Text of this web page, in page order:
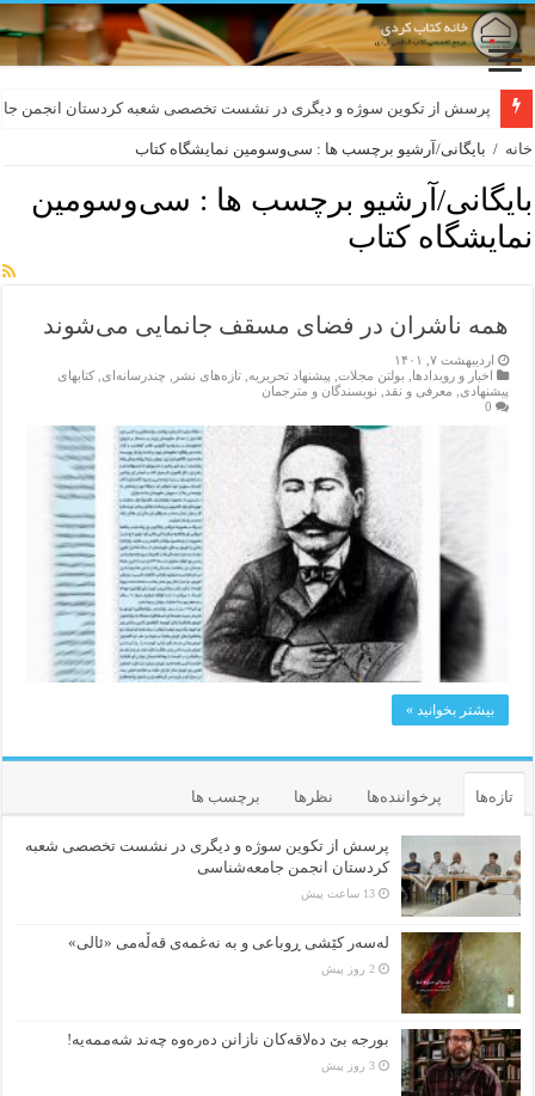
پرسش از تکوین سوژه و دیگری در نشست تخصصی شعبه کردستان انجمن
خانه / بایگانی/آرشیو برچسب ها : سی‌وسومین نمایشگاه کتاب
بایگانی/آرشیو برچسب ها : سی‌وسومین
نمایشگاه کتاب
همه ناشران در فضای مسقف جانمایی می‌شوند
اردیبهشت ۷, ۱۴۰۱
اخبار و رویدادها
بولتن مجلات پیشنهاد تحریریه ,تازەهای نشر چندرسانه‌ای ,کتابهای
پیشنهادی
معرفی و نقد
نویسندگان و مترجمان
0
بیشتر بخوانید »
تازه‌ها پرخواننده‌ها نظرها برچسب ها
پرسش از تکوین سوژه و دیگری در نشست تخصصی شعبه
کردستان انجمن جامعه‌شناسی
13 ساعت پیش
لەسەر کێشی ڕوباعی و به نەغمەی قەڵەمی «ئالی»
2 روز پیش
بورجە بێ دەلاقەکان نازانن دەرەوە چەند شەممەیە!
3 روز پیش